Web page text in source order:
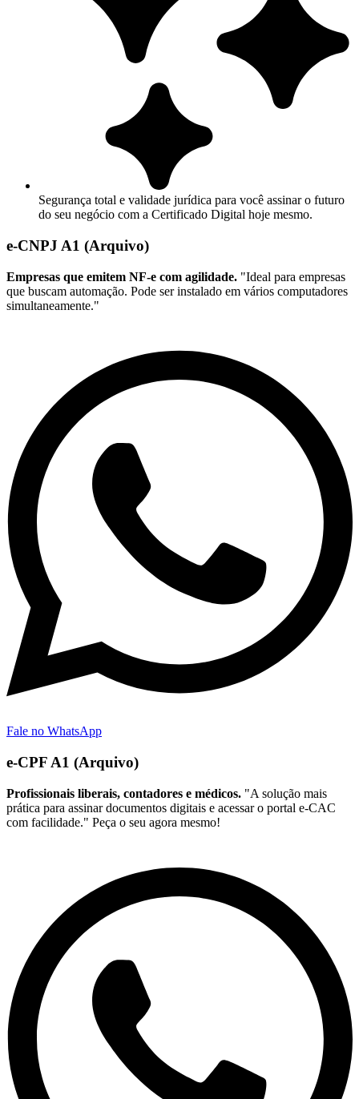
Segurança total e validade jurídica para você assinar o futuro
do seu negócio com a Certificado Digital hoje mesmo.
e-CNPJ A1 (Arquivo)
Empresas que emitem NF-e com agilidade. "Ideal para empresas
que buscam automação. Pode ser instalado em vários computadores
simultaneamente."
Fale no WhatsApp
e-CPF A1 (Arquivo)
Profissionais liberais, contadores e médicos. "A solução mais
prática para assinar documentos digitais e acessar o portal e-CAC
com facilidade." Peça o seu agora mesmo!